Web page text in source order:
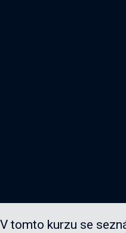
V tomto kurzu se